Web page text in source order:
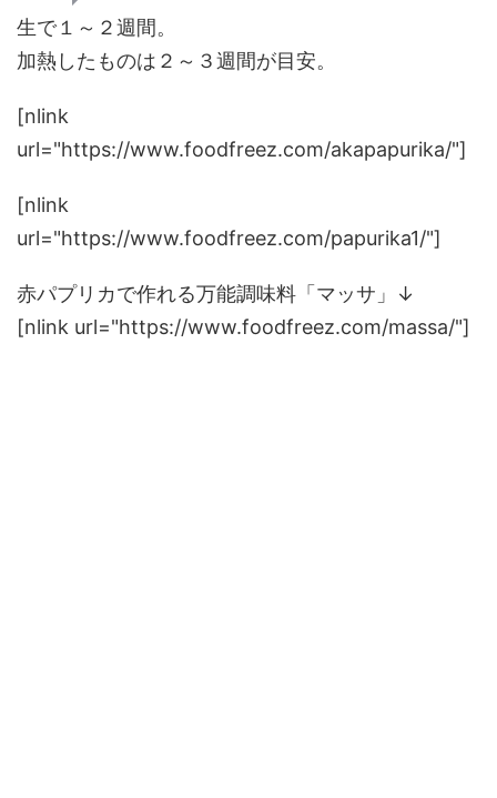
生で１～２週間。
加熱したものは２～３週間が目安。
[nlink
url="https://www.foodfreez.com/akapapurika/"]
[nlink
url="https://www.foodfreez.com/papurika1/"]
赤パプリカで作れる万能調味料「マッサ」↓
[nlink url="https://www.foodfreez.com/massa/"]